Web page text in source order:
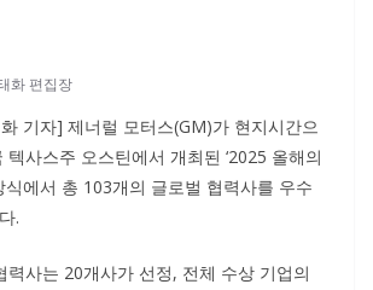
화 편집장
기자] 제너럴 모터스(GM)가 현지시간으
사스주 오스틴에서 개최된 ‘2025 올해의
식에서 총 103개의 글로벌 협력사를 우수
.
력사는 20개사가 선정, 전체 수상 기업의